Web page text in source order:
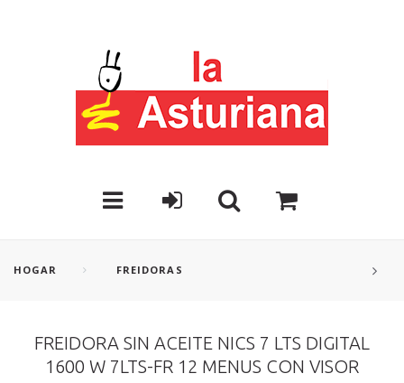
HOGAR FREIDORAS
FREIDORA SIN ACEITE NICS 7 LTS DIGITAL
1600 W 7LTS-FR 12 MENUS CON VISOR